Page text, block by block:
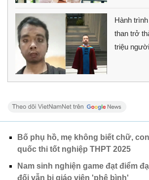
Hành
than trở
triệu
Bố phụ hồ, mẹ không biết chữ,
quốc thi tốt nghiệp THPT 2025
Nam sinh nghiện game đạt điểm
đối vẫn bị giáo viên 'phê bình'